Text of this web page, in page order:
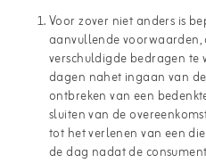
Voor zover niet anders is
aanvullende
verschuldigde bedragen
dagen nahet ingaan van
ontbreken van een
sluiten van de
tot het verlenen van een
de dag nadat de